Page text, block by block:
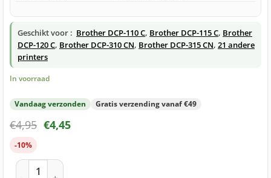
Geschikt voor : Brother DCP-110 C, Brother DCP-115 C, Brother
DCP-120 C, Brother DCP-310 CN, Brother DCP-315 CN, 21 andere
printers
In voorraad
Vandaag verzonden Gratis verzending vanaf €49
€4,95 €4,45
-10%
Brother LC900 M inktcartridge magenta huismerk aantal